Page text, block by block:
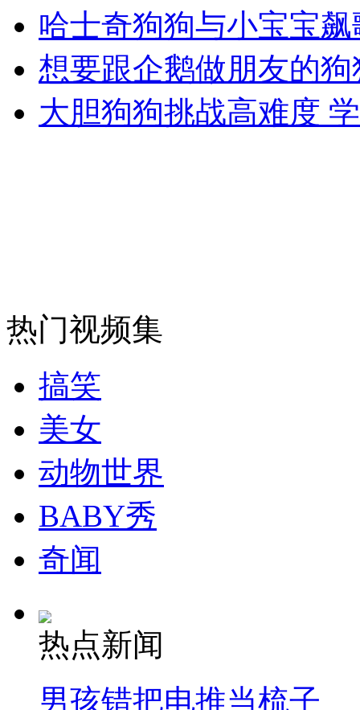
外交部：反对强权政治霸凌主义
消防员救轻生者 花炮节热闹非凡
纽约上演“枕头大战”
司机酒驾遇交警 急速倒车逃窜
哈士奇狗狗与小宝宝飙
想要跟企鹅做朋友的狗
大胆狗狗挑战高难度
热门视频集
搞笑
美女
动物世界
BABY秀
奇闻
热点新闻
男孩错把电推当梳子